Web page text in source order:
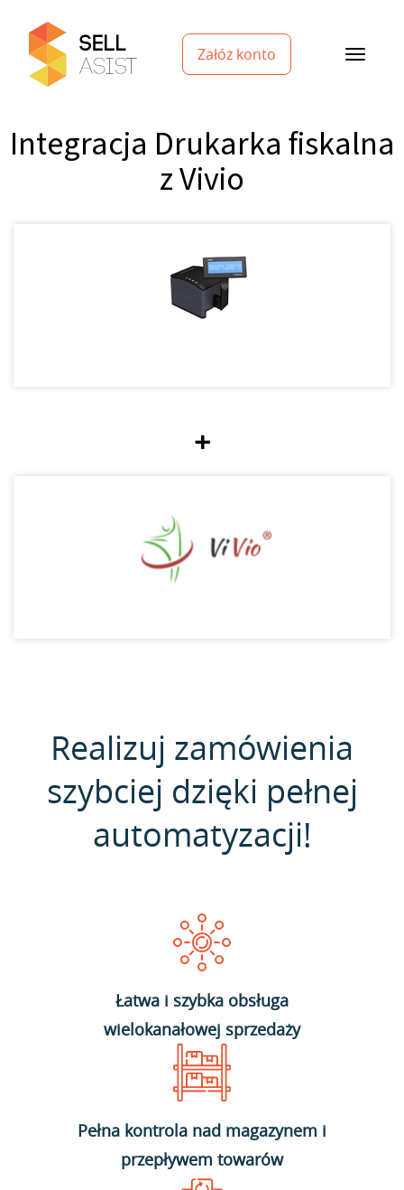
Załóż konto
Integracja Drukarka fiskalna
z Vivio
+
Realizuj zamówienia
szybciej dzięki pełnej
automatyzacji!
Łatwa i szybka obsługa
wielokanałowej sprzedaży
Pełna kontrola nad magazynem i
przepływem towarów